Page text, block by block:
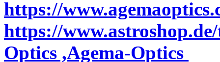
https://
https://
Optics ,Agema-Optics